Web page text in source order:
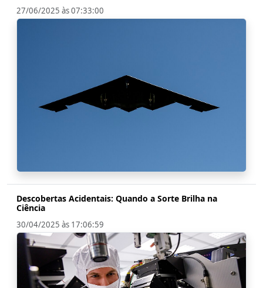
27/06/2025 às 07:33:00
Descobertas Acidentais: Quando a Sorte Brilha na
Ciência
30/04/2025 às 17:06:59